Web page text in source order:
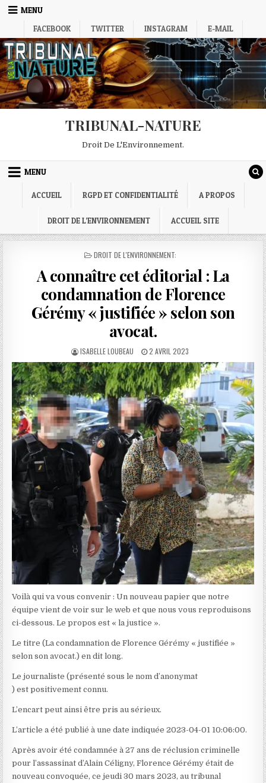
Skip
MENU
FACEBOOK
TWITTER INSTAGRAM E-MAIL
TRIBUNAL-NATURE
Droit De L'Environnement.
MENU
ACCUEIL RGPD ET CONFIDENTIALITÉ A PROPOS
DROIT DE L’ENVIRONNEMENT ACCUEIL SITE
POSTED
DROIT DE L'ENVIRONNEMENT:
A connaître cet éditorial : La
condamnation de Florence
Gérémy « justifiée » selon son
avocat.
AUTHOR:
ISABELLE LOUBEAU
PUBLISHED
DATE:
2 AVRIL 2023
Voilà qui va vous convenir : Un nouveau papier que notre
équipe vient de voir sur le web et que nous vous reproduisons
ci-dessous. Le propos est « la justice ».
Le titre (La condamnation de Florence Gérémy « justifiée »
selon son avocat.) en dit long.
Le journaliste (présenté sous le nom d’anonymat
) est positivement connu.
L’encart peut ainsi être pris au sérieux.
L’article a été publié à une date indiquée 2023-04-01 10:06:00.
Après avoir été condamnée à 27 ans de réclusion criminelle
pour l’assassinat d’Alain Céligny, Florence Gérémy était de
nouveau convoquée, ce jeudi 30 mars 2023, au tribunal